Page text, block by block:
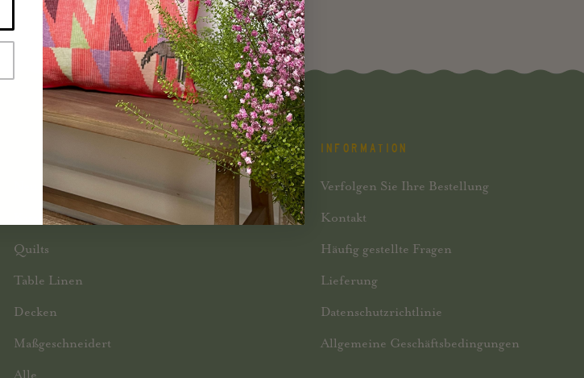
SUCHE NACH KATEGORIEN
Kissen
Quilts
Table Linen
Decken
Maßgeschneidert
Alle
INFORMATION
Verfolgen Sie Ihre Bestellung
Kontakt
Häufig gestellte Fragen
Lieferung
Datenschutzrichtlinie
Allgemeine Geschäftsbedingungen